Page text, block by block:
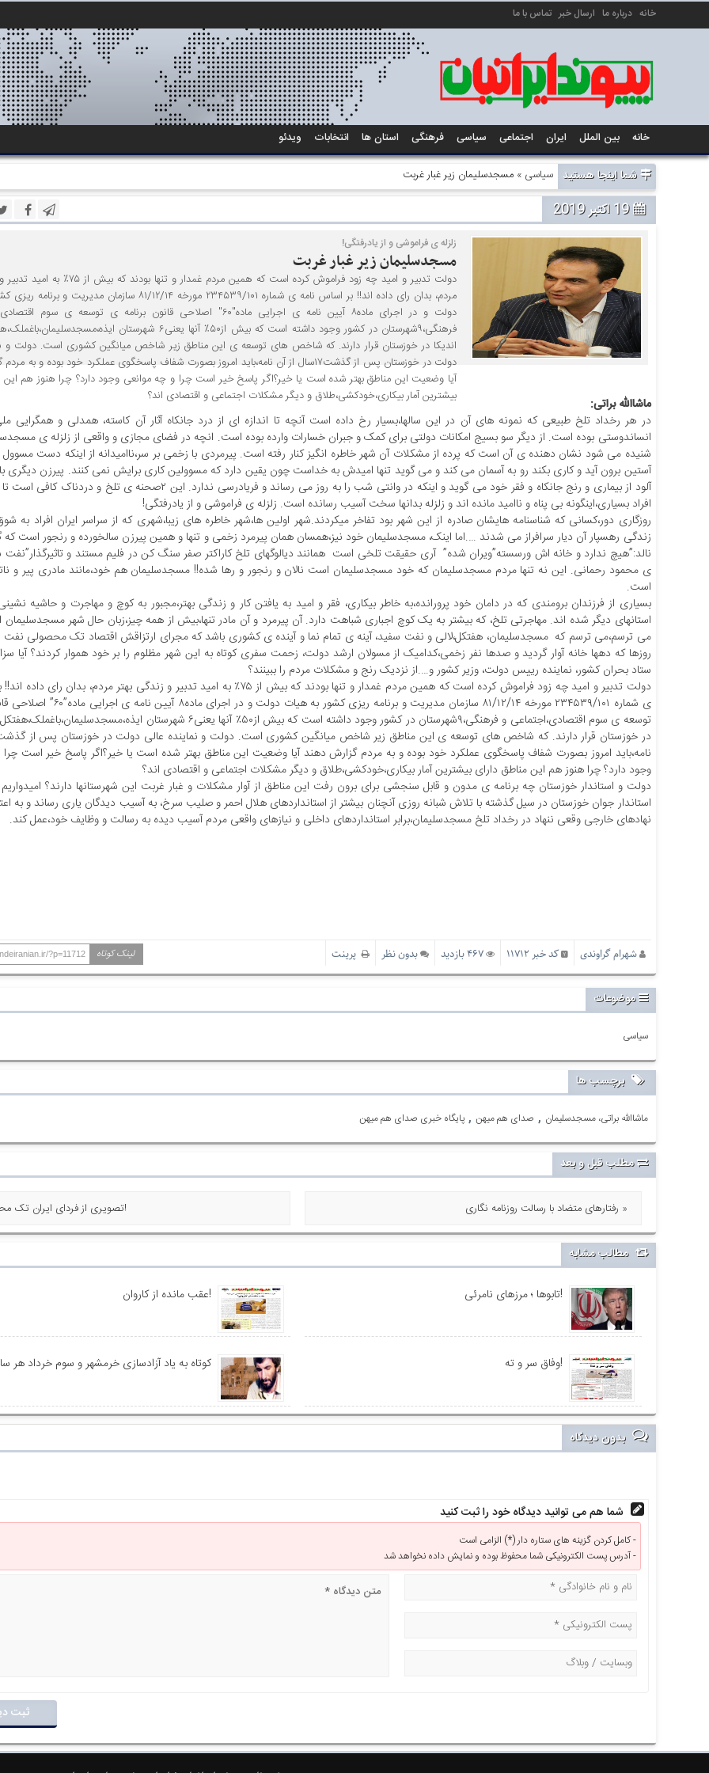
خانه درباره ما ارسال خبر تماس با ما
خانه بین الملل ایران اجتماعی سیاسی فرهنگی استان ها انتخابات ویدئو
شما اینجا هستید سیاسی » مسجدسلیمان زیر غبار غربت
19 اکتبر 2019
زلزله ی فراموشی و از یادرفتگی!
مسجدسلیمان زیر غبار غربت
دولت تدبیر و امید چه زود فراموش کرده است که همین مردم غمدار و
مردم، بدان رای داده اند!! بر اساس نامه ی شماره ۲۳۴۵۳۹/۱۰۱ مورخه ۸۱/۱۲/۱۴ سازمان
دولت و در اجرای ماده۸ آیین نامه ی اجرایی ماده"۶۰" اصلاحی قانون برنامه ی توسعه ی
فرهنگی،۹شهرستان در کشور وجود داشته است که بیش از۵۰٪ آنها یعنی۶ شهرستان
اندیکا در خوزستان قرار دارند. که شاخص های توسعه ی این مناطق زیر شاخص میانگین کشوری است. دولت و
دولت در خوزستان پس از گذشت۱۷سال از آن نامه،باید امروز بصورت شفاف پاسخگوی عملکرد خود بوده و به
آیا وضعیت این مناطق بهتر شده است یا خیر؟اگر پاسخ خیر است چرا و چه موانعی وجود دارد؟ چرا هنوز هم این
بیشترین آمار بیکاری،خودکشی،طلاق و دیگر مشکلات اجتماعی و اقتصادی اند؟
ماشاالله براتی:
در هر رخداد تلخ طبیعی که نمونه های آن در این سالها،بسیار رخ داده است آنچه تا اندازه ای از درد جانکاه آثار آن کاسته، همدلی و همگرایی
انساندوستی بوده است. از دیگر سو بسیج امکانات دولتی برای کمک و جبران خسارات وارده بوده است. انچه در فضای مجازی و واقعی از زلزله ی
شنیده می شود نشان دهنده ی آن است که پرده از مشکلات آن شهر خاطره انگیز کنار رفته است. پیرمردی با زخمی بر سر،ناامیدانه از اینکه دست مسوول
آستین برون آید و کاری بکند رو به آسمان می کند و می گوید تنها امیدش به خداست چون یقین دارد که مسوولین کاری برایش نمی کنند. پیرزن دیگری
آلود از بیماری و رنج جانکاه و فقر خود می گوید و اینکه در وانتی شب را به روز می رساند و فریادرسی ندارد. این
افراد بسیاری،اینگونه بی پناه و ناامید مانده اند و زلزله بدانها سخت آسیب رسانده است. زلزله ی فراموشی و از یادرفتگی!
روزگاری دور،کسانی که شناسنامه هایشان صادره از این شهر بود تفاخر میکردند.شهر اولین ها،شهر خاطره های زیبا،شهری که از سراسر ایران افراد به
زندگی رهسپار آن دیار سرافراز می شدند ….اما اینک، مسجدسلیمان خود نیز،همسان همان پیرمرد زخمی و تنها و همین پیرزن سالخورده و رنجور است که
نالد:”هیچ ندارد و خانه اش ورسسته”ویران شده” آری حقیقت تلخی است همانند دیالوگهای تلخ کاراکتر صفر سنگ کن در فلیم مستند و
ی محمود رحمانی. این نه تنها مردم مسجدسلیمان که خود مسجدسلیمان است نالان و رنجور و رها شده!! مسجدسلیمان هم خود،مانند مادری پیر و
است.
بسیاری از فرزندان برومندی که در دامان خود پرورانده،به خاطر بیکاری، فقر و امید به یافتن کار و زندگی بهتر،مجبور به کوچ و مهاجرت و حاشیه
استانهای دیگر شده اند. مهاجرتی تلخ، که بیشتر به یک کوچ اجباری شباهت دارد. آن پیرمرد و آن مادر تنها،بیش از همه چیز،زبان حال شهر
می ترسم،می ترسم که مسجدسلیمان، هفتکل،لالی و نفت سفید، آینه ی تمام نما و آینده ی کشوری باشد که مجرای ارتزاقش اقتصاد تک محصولی
روزها که دهها خانه آوار گردید و صدها نفر زخمی،کدامیک از مسولان ارشد دولت، زحمت سفری کوتاه به این شهر مظلوم را بر خود هموار کردند؟ آیا
ستاد بحران کشور، نماینده رییس دولت، وزیر کشور و….از نزدیک رنج و مشکلات مردم را ببینند؟
دولت تدبیر و امید چه زود فراموش کرده است که همین مردم غمدار و تنها بودند که بیش از ۷۵٪ به امید تدبیر و زندگی بهتر مردم،
ی شماره ۲۳۴۵۳۹/۱۰۱ مورخه ۸۱/۱۲/۱۴ سازمان مدیریت و برنامه ریزی کشور
توسعه ی سوم اقتصادی،اجتماعی و فرهنگی،۹شهرستان در کشور وجود داشته است که بیش از۵۰٪ آنها یعنی۶ شهرستان
نامه،باید امروز بصورت شفاف پاسخگوی عملکرد خود بوده و به مردم گزارش دهند آیا وضعیت این مناطق بهتر شده است یا خیر؟اگر پاسخ خیر است
وجود دارد؟ چرا هنوز هم این مناطق دارای بیشترین آمار بیکاری،خودکشی،طلاق و دیگر مشکلات اجتماعی و اقتصادی اند؟
دولت و استاندار خوزستان چه برنامه ی مدون و قابل سنجشی برای برون رفت این مناطق از آوار مشکلات و غبار غربت این شهرستانها دارند؟
استاندار جوان خوزستان در سیل گذشته با تلاش شبانه روزی آنچنان بیشتر از استانداردهای هلال احمر و صلیب سرخ، به آسیب دیدگان یاری رساند و به
نهادهای خارجی وقعی ننهاد در رخداد تلخ مسجدسلیمان،برابر استانداردهای داخلی و نیازهای واقعی مردم آسیب دیده به رسالت و وظایف خود،عمل کند.
شهرام گراوندی کد خبر 11712 467 بازدید بدون نظر پرینت لینک کوتاه ?p=11712
موضوعات
سیاسی
برچسب ها
پایگاه خبری صدای هم میهن , صدای هم میهن , ماشاالله براتی، مسجدسلیمان
مطلب قبل و بعد
رفتارهای متضاد با رسالت روزنامه نگاری » « تصویری از فردای ایران تک محصولی!
مطالب مشابه
تابوها ؛ مرزهای نامرئی! عقب مانده از کاروان!
وفاق سر و ته! کوتاه به یاد آزادسازی خرمشهر و سوم خرداد هر
بدون دیدگاه
شما هم می توانید دیدگاه خود را ثبت کنید
کامل کردن گزینه های ستاره دار (*) الزامی است -
آدرس پست الکترونیکی شما محفوظ بوده و نمایش داده نخواهد شد -